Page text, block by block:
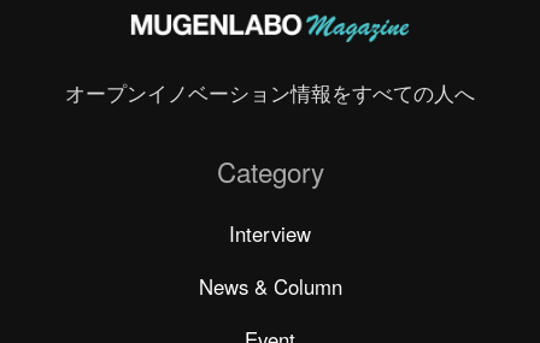
オープンイノベーション情報をすべての人へ
Category
Interview
News & Column